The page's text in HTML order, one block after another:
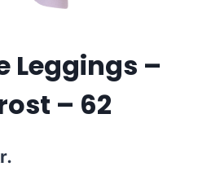
Leggings –
– 62